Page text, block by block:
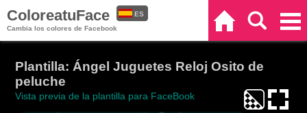
ColoreatuFace
Cambia los colores de Facebook
ES
Plantilla: Ángel Juguetes Reloj Osito de
peluche
Vista previa de la plantilla para FaceBook